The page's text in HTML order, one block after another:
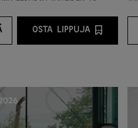
OSTA LIPPUJA
OSTA LIPPUJA